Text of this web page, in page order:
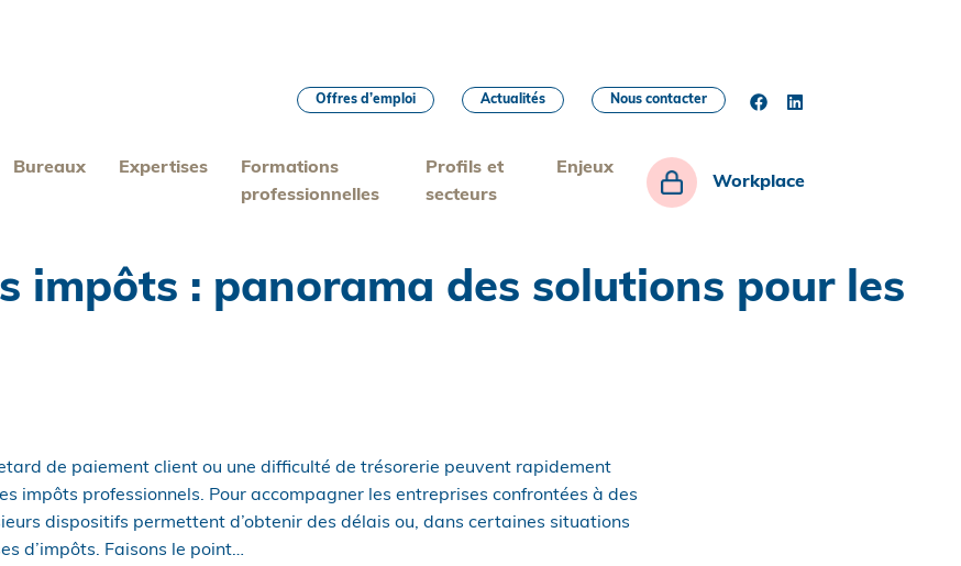
Bureaux Expertises
Formations
professionnelles
Profils et
secteurs
Enjeux
Workplace
Offres d’emploi Actualités Nous contacter
impôts : panorama des solutions pour les
de paiement client ou une difficulté de trésorerie peuvent rapidement
impôts professionnels. Pour accompagner les entreprises confrontées à des
dispositifs permettent d’obtenir des délais ou, dans certaines situations
d’impôts. Faisons le point…